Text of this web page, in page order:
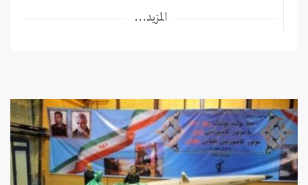
المزيد...